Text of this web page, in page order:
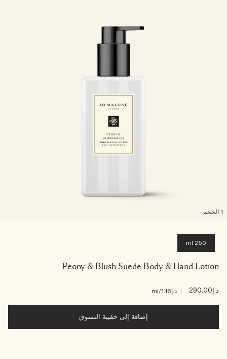
250 ml
Peony & Blush Suede Body & Hand Lotion
د.إ290.00 د.إ1.16 /ml
إضافة إلى حقيبة التسوق